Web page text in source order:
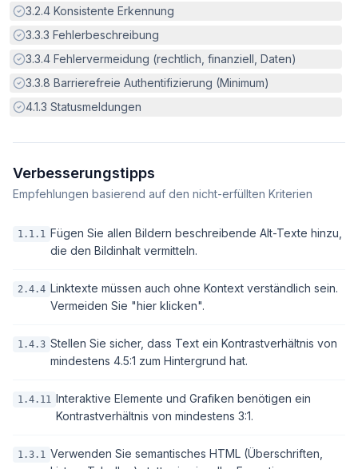
Erfüllt:
3.2.4 Konsistente Erkennung
Erfüllt:
3.3.3 Fehlerbeschreibung
Erfüllt:
3.3.4 Fehlervermeidung (rechtlich, finanziell, Daten)
Erfüllt:
3.3.8 Barrierefreie Authentifizierung (Minimum)
Erfüllt:
4.1.3 Statusmeldungen
Verbesserungstipps
Empfehlungen basierend auf den nicht-erfüllten Kriterien
1.1.1 Fügen Sie allen Bildern beschreibende Alt-Texte hinzu,
die den Bildinhalt vermitteln.
2.4.4 Linktexte müssen auch ohne Kontext verständlich sein.
Vermeiden Sie "hier klicken".
1.4.3 Stellen Sie sicher, dass Text ein Kontrastverhältnis von
mindestens 4.5:1 zum Hintergrund hat.
1.4.11 Interaktive Elemente und Grafiken benötigen ein
Kontrastverhältnis von mindestens 3:1.
1.3.1 Verwenden Sie semantisches HTML (Überschriften,